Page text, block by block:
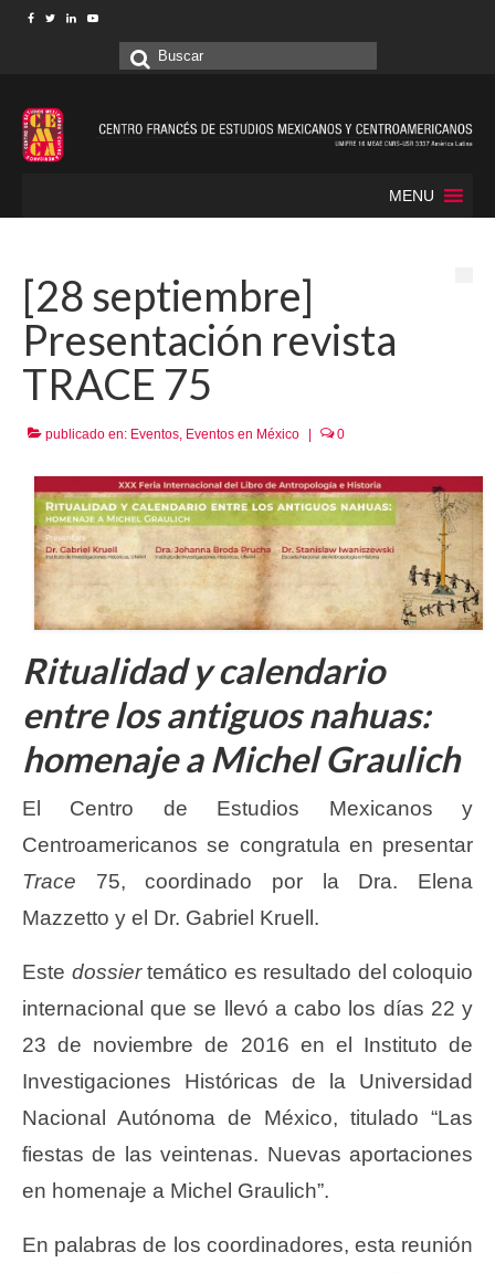
Buscar
MENU
[28 septiembre]
Presentación revista
TRACE 75
publicado en: Eventos, Eventos en México 0
Ritualidad y calendario
entre los antiguos nahuas:
homenaje a Michel Graulich
El Centro de Estudios Mexicanos y
Centroamericanos se congratula en presentar
Trace 75, coordinado por la Dra. Elena
Mazzetto y el Dr. Gabriel Kruell.
Este dossiertemático es resultado del coloquio
internacional que se llevó a cabo los días 22 y
23 de noviembre de 2016 en el Instituto de
Investigaciones Históricas de la Universidad
Nacional Autónoma de México, titulado “Las
fiestas de las veintenas. Nuevas aportaciones
en homenaje a Michel Graulich”.
En palabras de los coordinadores, esta reunión